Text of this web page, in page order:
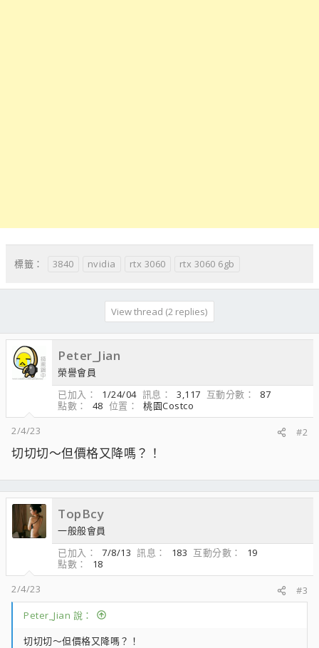
標籤： 3840 nvidia rtx 3060 rtx 3060 6gb
View thread (2 replies)
Peter_Jian
榮譽會員
已加入
1/24/04 訊息 3,117 互動分數
87
點數
48 位置
桃園Costco
2/4/23
#2
切切切～但價格又降嗎？！
TopBcy
一般般會員
已加入
7/8/13 訊息 183 互動分數
19
點數
18
2/4/23
#3
Peter_Jian 說：
切切切～但價格又降嗎？！